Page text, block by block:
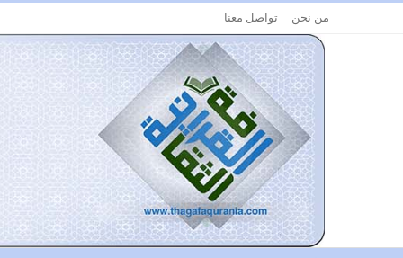
من نحن تواصل معنا